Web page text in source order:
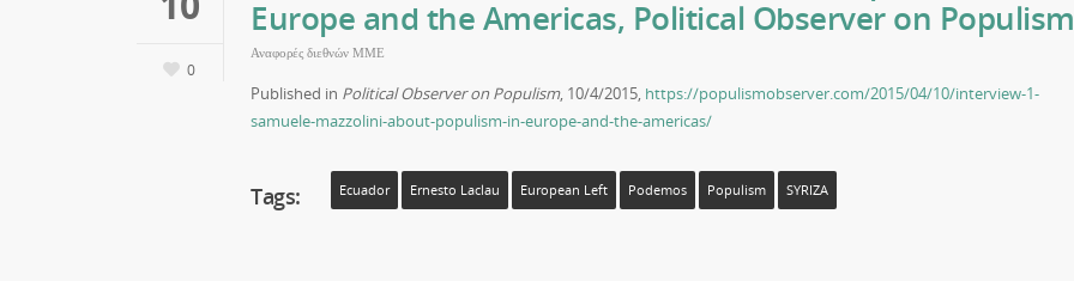
0
Europe and the Americas, Political Observer on Populism
Αναφορές διεθνών ΜΜΕ
Published in Political Observer on Populism, 10/4/2015, https://populismobserver.com/2015/04/10/interview-1-
samuele-mazzolini-about-populism-in-europe-and-the-americas/
Tags: Ecuador Ernesto Laclau European Left Podemos Populism SYRIZA